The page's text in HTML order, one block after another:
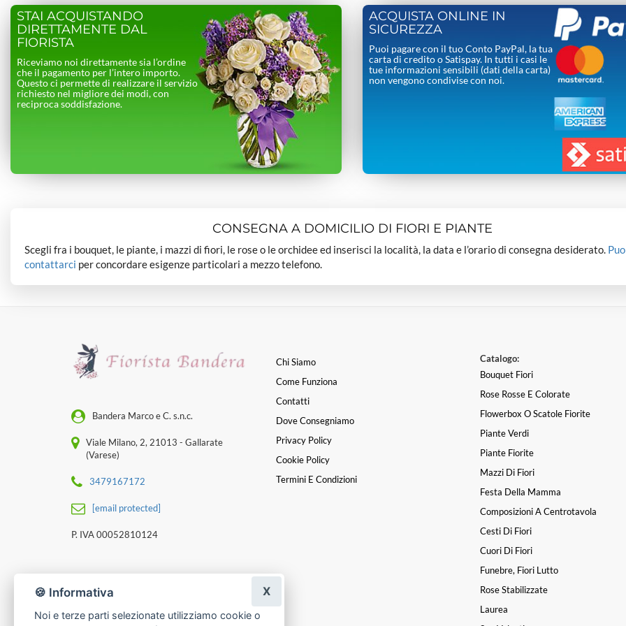
STAI ACQUISTANDO
DIRETTAMENTE DAL
FIORISTA
Riceviamo noi direttamente sia l’ordine
che il pagamento per l’intero importo.
Questo ci permette di realizzare il servizio
richiesto nel migliore dei modi, con
reciproca soddisfazione.
ACQUISTA ONLINE IN
SICUREZZA
Puoi pagare con il tuo Conto PayPal, la tua
carta di credito o Satispay. In tutti i casi le
tue informazioni sensibili (dati della carta)
non vengono condivise con noi.
CONSEGNA A DOMICILIO DI FIORI E PIANTE
Scegli fra i bouquet, le piante, i mazzi di fiori, le rose o le orchidee ed inserisci la località, la data e l’orario di consegna desiderato.
contattarci per concordare esigenze particolari a mezzo telefono.
Bandera Marco e C. s.n.c.
Viale Milano, 2, 21013 - Gallarate
(Varese)
3479167172
[email protected]
P. IVA 00052810124
Chi Siamo
Come Funziona
Contatti
Dove Consegniamo
Privacy Policy
Cookie Policy
Termini E Condizioni
Catalogo:
Bouquet Fiori
Rose Rosse E Colorate
Flowerbox O Scatole Fiorite
Piante Verdi
Piante Fiorite
Mazzi Di Fiori
Festa Della Mamma
Composizioni A Centrotavola
Cesti Di Fiori
Cuori Di Fiori
Funebre, Fiori Lutto
Rose Stabilizzate
Laurea
Mi hanno fatto una
e!!!
Frecia Cisneros
🍪 Informativa
Noi e terze parti selezionate utilizziamo cookie o
X